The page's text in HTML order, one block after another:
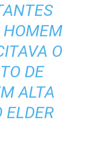
HOMEM
O
DE
ALTA
ELDER